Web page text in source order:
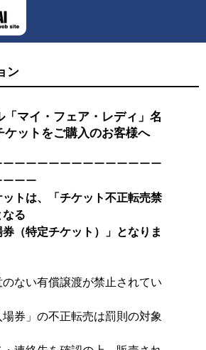
ン
「マイ・フェア・レディ」名
ケットをご購入のお客様へ
ーーーーーーーーーーーーー
ーーー
トは、「チケット不正転売禁
なる
券（特定チケット）」となりま
のない有償譲渡が禁止されてい
場券」の不正転売は罰則の対象